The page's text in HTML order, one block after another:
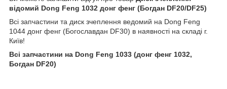
відомий Dong Feng 1032 донг фенг (Богдан DF20/DF25)
Всі запчастини та диск зчеплення ведомий на Dong Feng
1044 донг фенг (Богославдан DF30) в наявності на складі г.
Київ!
Всі запчастини на Dong Feng 1033 (донг фенг 1032,
Богдан DF20)